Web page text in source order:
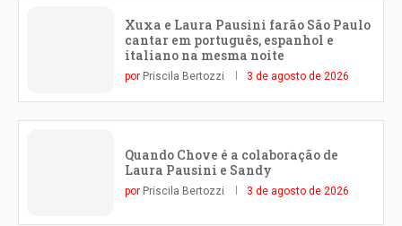
Xuxa e Laura Pausini farão São Paulo
cantar em português, espanhol e
italiano na mesma noite
por Priscila Bertozzi 3 de agosto de 2026
Quando Chove é a colaboração de
Laura Pausini e Sandy
por Priscila Bertozzi 3 de agosto de 2026